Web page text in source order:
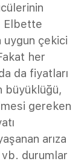
Elbette
uygun çekici
her
da fiyatları
büyüklüğü,
gereken
arıza
durumlar